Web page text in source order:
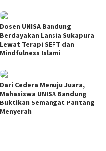
Dosen UNISA Bandung
Berdayakan Lansia Sukapura
Lewat Terapi SEFT dan
Mindfulness Islami
Dari Cedera Menuju Juara,
Mahasiswa UNISA Bandung
Buktikan Semangat Pantang
Menyerah